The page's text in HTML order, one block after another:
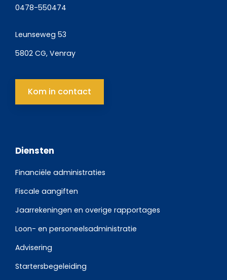
0478-550474
Leunseweg 53
5802 CG, Venray
Kom in contact
Diensten
Financiële administraties
Fiscale aangiften
Jaarrekeningen en overige rapportages
Loon- en personeelsadministratie
Advisering
Startersbegeleiding